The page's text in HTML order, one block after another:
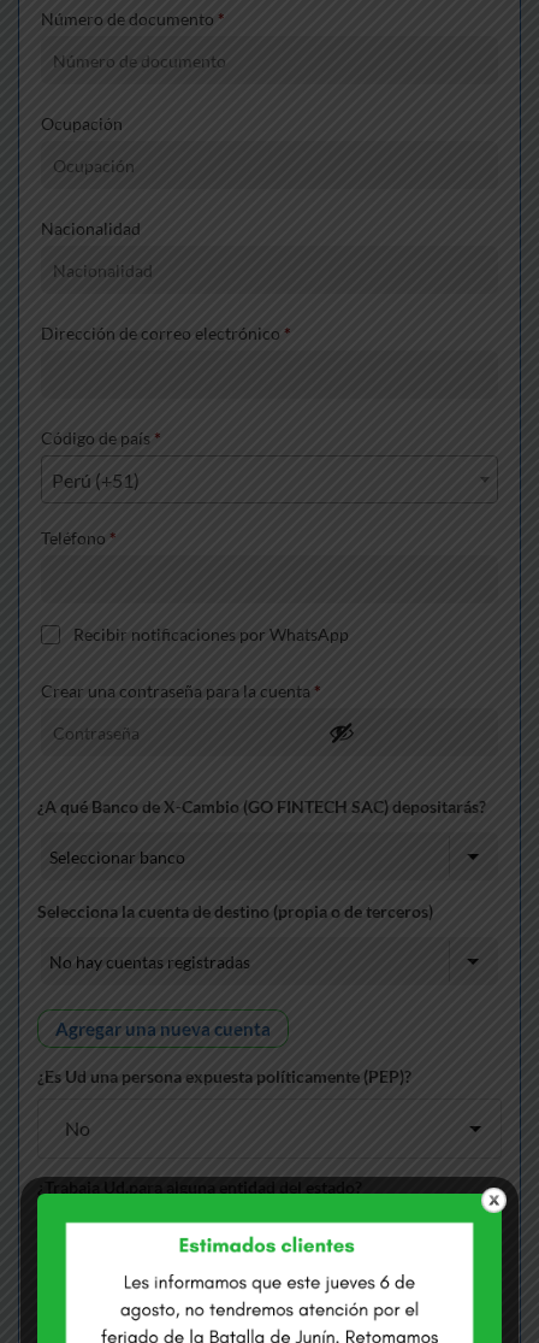
Número de documento *
Ocupación
Nacionalidad
Dirección de correo electrónico *
Código de país *
Perú (+51)
Teléfono *
Recibir notificaciones por WhatsApp
Crear una contraseña para la cuenta *
¿A qué Banco de X-Cambio (GO FINTECH SAC) depositarás?
Selecciona la cuenta de destino (propia o de terceros)
Agregar una nueva cuenta
¿Es Ud una persona expuesta políticamente (PEP)?